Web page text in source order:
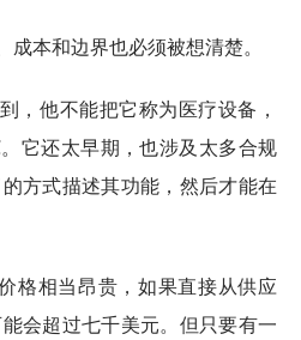
本和边界也必须被想清楚。
，他不能把它称为医疗设备，
它还太早期，也涉及太多合规
方式描述其功能，然后才能在
格相当昂贵，如果直接从供应
会超过七千美元。但只要有一